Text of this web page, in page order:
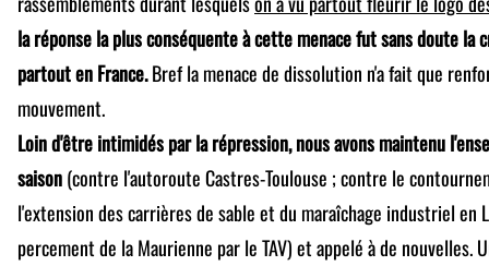
la réponse la plus conséquente à cette menace fut sans doute la
partout en France.Bref la menace de dissolution n'a fait que
mouvement.
Loin d'être intimidés par la répression, nous avons maintenu
saison(contre l'autoroute Castres-Toulouse ; contre le
l'extension des carrières de sable et du maraîchage industriel
percement de la Maurienne par le TAV) et appelé à de